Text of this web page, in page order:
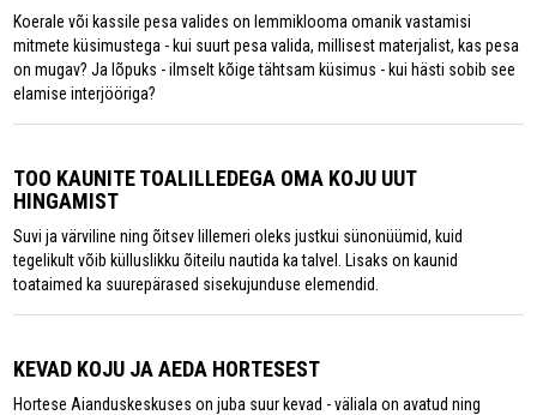
Koerale või kassile pesa valides on lemmiklooma omanik vastamisi
mitmete küsimustega - kui suurt pesa valida, millisest materjalist, kas pesa
on mugav? Ja lõpuks - ilmselt kõige tähtsam küsimus - kui hästi sobib see
elamise interjööriga?
TOO KAUNITE TOALILLEDEGA OMA KOJU UUT
HINGAMIST
Suvi ja värviline ning õitsev lillemeri oleks justkui sünonüümid, kuid
tegelikult võib külluslikku õiteilu nautida ka talvel. Lisaks on kaunid
toataimed ka suurepärased sisekujunduse elemendid.
KEVAD KOJU JA AEDA HORTESEST
Hortese Aianduskeskuses on juba suur kevad - väliala on avatud ning